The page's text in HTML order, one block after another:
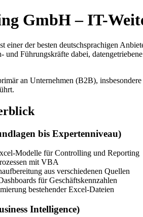
GmbH – IT-
einer der besten deutschsprachigen
und Führungskräfte dabei,
an Unternehmen (B2B),
bis Expertenniveau)
Modelle für Controlling und Reporting
mit VBA
aus verschiedenen Quellen
für Geschäftskennzahlen
bestehender Excel-Dateien
Intelligence)